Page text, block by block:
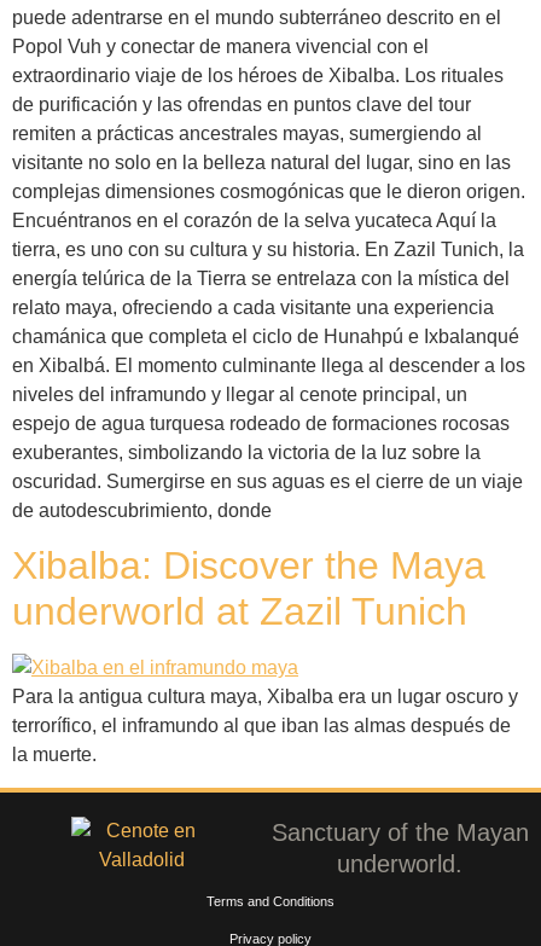
puede adentrarse en el mundo subterráneo descrito en el
Popol Vuh y conectar de manera vivencial con el
extraordinario viaje de los héroes de Xibalba. Los rituales
de purificación y las ofrendas en puntos clave del tour
remiten a prácticas ancestrales mayas, sumergiendo al
visitante no solo en la belleza natural del lugar, sino en las
complejas dimensiones cosmogónicas que le dieron origen.
Encuéntranos en el corazón de la selva yucateca Aquí la
tierra, es uno con su cultura y su historia. En Zazil Tunich, la
energía telúrica de la Tierra se entrelaza con la mística del
relato maya, ofreciendo a cada visitante una experiencia
chamánica que completa el ciclo de Hunahpú e Ixbalanqué
en Xibalbá. El momento culminante llega al descender a los
niveles del inframundo y llegar al cenote principal, un
espejo de agua turquesa rodeado de formaciones rocosas
exuberantes, simbolizando la victoria de la luz sobre la
oscuridad. Sumergirse en sus aguas es el cierre de un viaje
de autodescubrimiento, donde
Xibalba: Discover the Maya
underworld at Zazil Tunich
Para la antigua cultura maya, Xibalba era un lugar oscuro y
terrorífico, el inframundo al que iban las almas después de
la muerte.
Sanctuary of the Mayan
underworld.
Terms and Conditions
Privacy policy